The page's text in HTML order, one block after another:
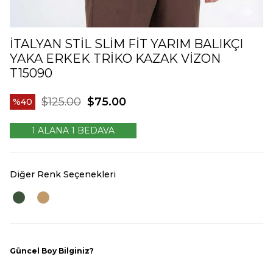
İTALYAN STIL SLIM FIT YARIM BALIKÇI
YAKA ERKEK TRIKO KAZAK VIZON
T15090
40 $125.00 $75.00
1 ALANA 1 BEDAVA
Diğer Renk Seçenekleri
Güncel Boy Bilginiz?